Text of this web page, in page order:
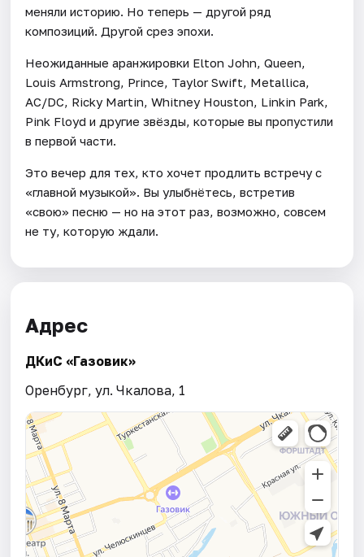
меняли историю. Но теперь — другой ряд
композиций. Другой срез эпохи.
Неожиданные аранжировки Elton John, Queen,
Louis Armstrong, Prince, Taylor Swift, Metallica,
AC/DC, Ricky Martin, Whitney Houston, Linkin Park,
Pink Floyd и другие звёзды, которые вы пропустили
в первой части.
Это вечер для тех, кто хочет продлить встречу с
«главной музыкой». Вы улыбнётесь, встретив
«свою» песню — но на этот раз, возможно, совсем
не ту, которую ждали.
Адрес
ДКиС «Газовик»
Оренбург, ул. Чкалова, 1